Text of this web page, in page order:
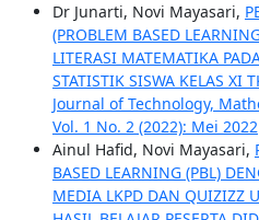
Dr Junarti, Novi Mayasari,
(PROBLEM BASED
LITERASI MATEMATIKA
STATISTIK SISWA KELAS XI
Journal of Technology,
Vol. 1 No. 2 (2022): Mei 2022
Ainul Hafid, Novi Mayasari,
BASED LEARNING (PBL)
MEDIA LKPD DAN QUIZIZZ